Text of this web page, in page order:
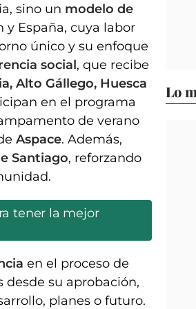
sino un modelo de
y España, cuya labor
único y su enfoque
social, que recibe
Alto Gállego, Huesca
en el programa
de verano
Aspace. Además,
Santiago, reforzando
tener la mejor
en el proceso de
desde su aprobación,
planes o futuro.
Lo